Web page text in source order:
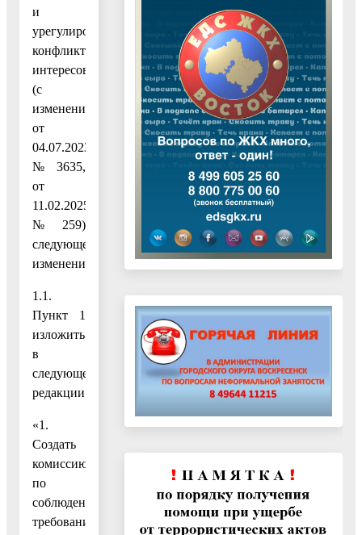
и
урегулированию
конфликта
интересов»
(с
изменениями
от
04.07.2023
№ 3635,
от
11.02.2025
№ 259)
следующее
изменение:
1.1.
Пункт 1
изложить
в
следующей
редакции:
«1.
Создать
комиссию
по
соблюдению
требований